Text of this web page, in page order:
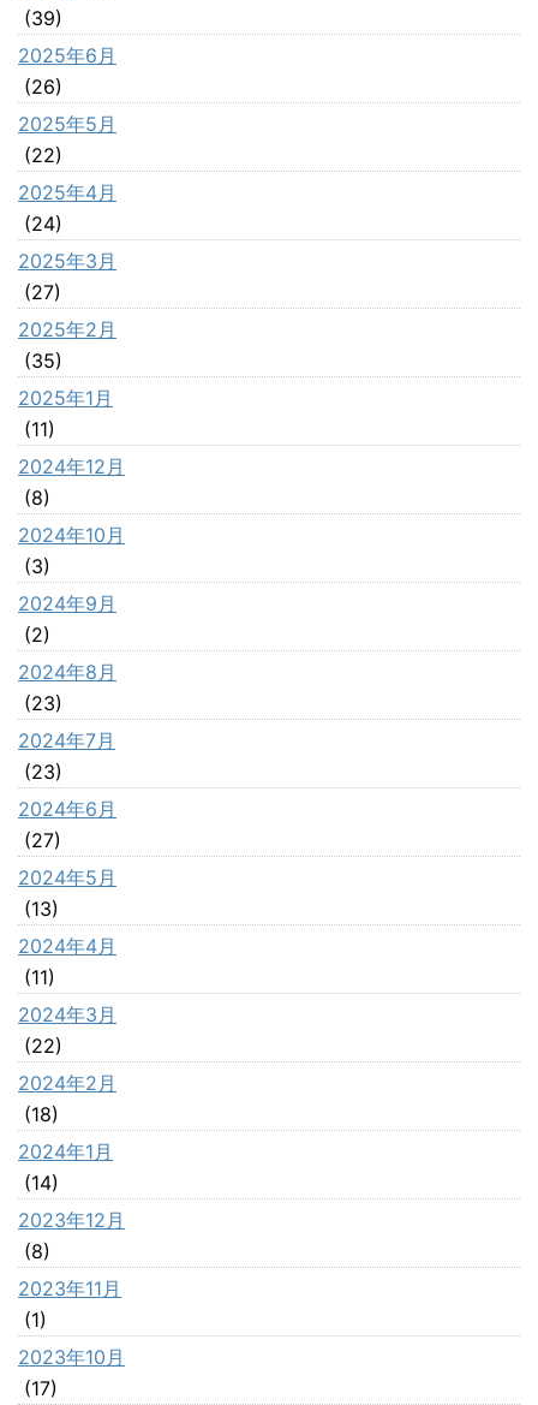
(39)
2025年6月
(26)
2025年5月
(22)
2025年4月
(24)
2025年3月
(27)
2025年2月
(35)
2025年1月
(11)
2024年12月
(8)
2024年10月
(3)
2024年9月
(2)
2024年8月
(23)
2024年7月
(23)
2024年6月
(27)
2024年5月
(13)
2024年4月
(11)
2024年3月
(22)
2024年2月
(18)
2024年1月
(14)
2023年12月
(8)
2023年11月
(1)
2023年10月
(17)